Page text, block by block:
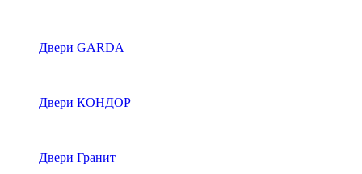
Двери GARDA
Двери КОНДОР
Двери Гранит